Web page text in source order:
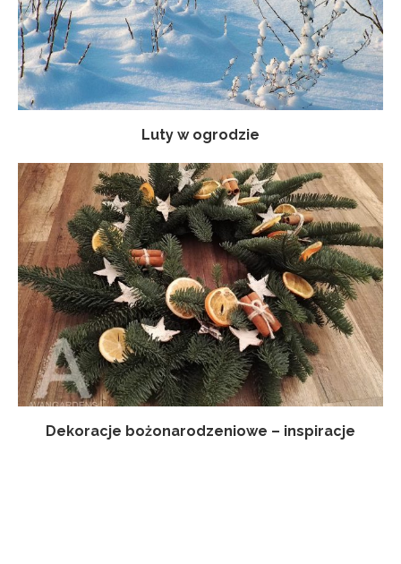
Luty w ogrodzie
Dekoracje bożonarodzeniowe – inspiracje